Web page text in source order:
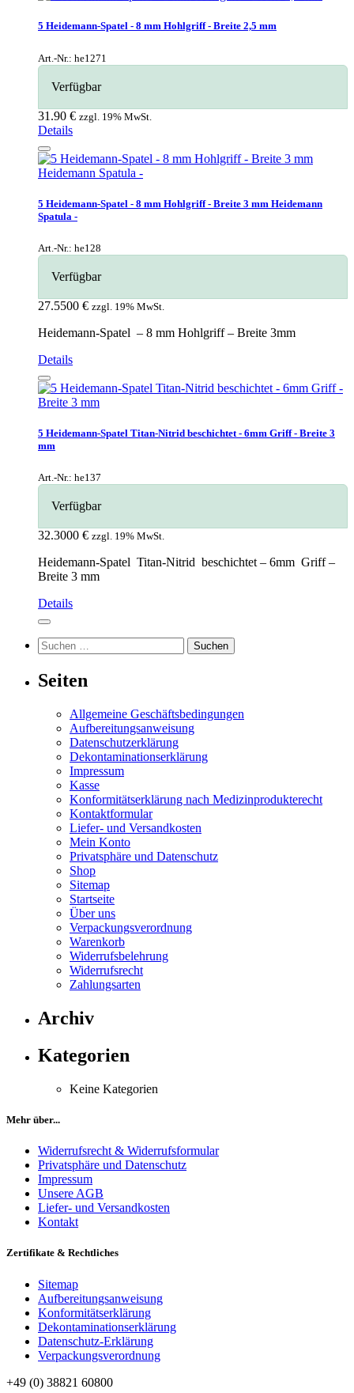
5 Heidemann-Spatel - 8 mm Hohlgriff - Breite 2,5 mm
Art.-Nr.: he1271
Verfügbar
31.90 € zzgl. 19% MwSt.
Details
5 Heidemann-Spatel - 8 mm Hohlgriff - Breite 3 mm Heidemann
Spatula -
Art.-Nr.: he128
Verfügbar
27.5500 € zzgl. 19% MwSt.
Heidemann-Spatel – 8 mm Hohlgriff – Breite 3mm
Details
5 Heidemann-Spatel Titan-Nitrid beschichtet - 6mm Griff - Breite 3
mm
Art.-Nr.: he137
Verfügbar
32.3000 € zzgl. 19% MwSt.
Heidemann-Spatel Titan-Nitrid beschichtet – 6mm Griff –
Breite 3 mm
Details
Suchen
nach:
Seiten
Allgemeine Geschäftsbedingungen
Aufbereitungsanweisung
Datenschutzerklärung
Dekontaminationserklärung
Impressum
Kasse
Konformitätserklärung nach Medizinprodukterecht
Kontaktformular
Liefer- und Versandkosten
Mein Konto
Privatsphäre und Datenschutz
Shop
Sitemap
Startseite
Über uns
Verpackungsverordnung
Warenkorb
Widerrufsbelehrung
Widerrufsrecht
Zahlungsarten
Archiv
Kategorien
Keine Kategorien
Mehr über...
Widerrufsrecht & Widerrufsformular
Privatsphäre und Datenschutz
Impressum
Unsere AGB
Liefer- und Versandkosten
Kontakt
Zertifikate & Rechtliches
Sitemap
Aufbereitungsanweisung
Konformitätserklärung
Dekontaminationserklärung
Datenschutz-Erklärung
Verpackungsverordnung
+49 (0) 38821 60800